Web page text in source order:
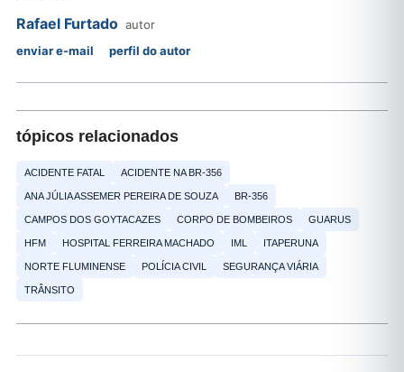
Rafael Furtado autor
enviar e-mail
perfil do autor
tópicos relacionados
ACIDENTE FATAL ACIDENTE NA BR-356
ANA JÚLIA ASSEMER PEREIRA DE SOUZA BR-356
CAMPOS DOS GOYTACAZES CORPO DE BOMBEIROS GUARUS
HFM HOSPITAL FERREIRA MACHADO IML ITAPERUNA
NORTE FLUMINENSE POLÍCIA CIVIL SEGURANÇA VIÁRIA
TRÂNSITO